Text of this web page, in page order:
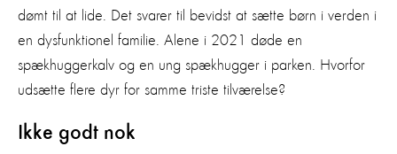
dømt til at lide. Det svarer til bevidst at sætte børn i verden i
en dysfunktionel familie. Alene i 2021 døde en
spækhuggerkalv og en ung spækhugger i parken. Hvorfor
udsætte flere dyr for samme triste tilværelse?
Ikke godt nok